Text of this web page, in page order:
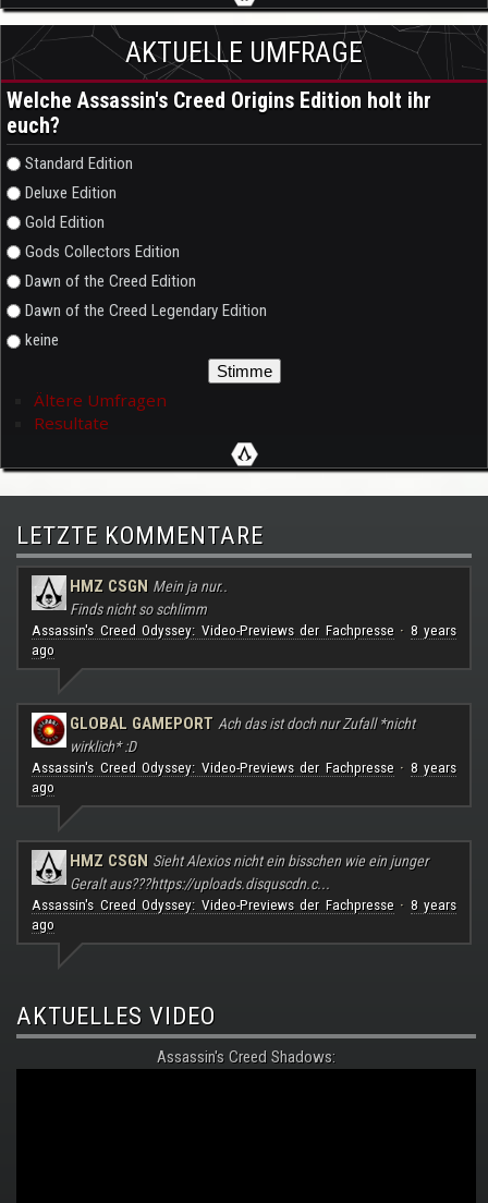
AKTUELLE UMFRAGE
Welche Assassin's Creed Origins Edition holt ihr
euch?
Auswahlmöglichkeiten
Standard Edition
Deluxe Edition
Gold Edition
Gods Collectors Edition
Dawn of the Creed Edition
Dawn of the Creed Legendary Edition
keine
Ältere Umfragen
Resultate
LETZTE KOMMENTARE
HMZ CSGN Mein ja nur..
Finds nicht so schlimm
Assassin's Creed Odyssey: Video-Previews der Fachpresse· 8 years
ago
GLOBAL GAMEPORT Ach das ist doch nur Zufall *nicht
wirklich* :D
Assassin's Creed Odyssey: Video-Previews der Fachpresse· 8 years
ago
HMZ CSGN Sieht Alexios nicht ein bisschen wie ein junger
Geralt aus???https://uploads.disquscdn.c...
Assassin's Creed Odyssey: Video-Previews der Fachpresse· 8 years
ago
AKTUELLES VIDEO
Assassin's Creed Shadows: